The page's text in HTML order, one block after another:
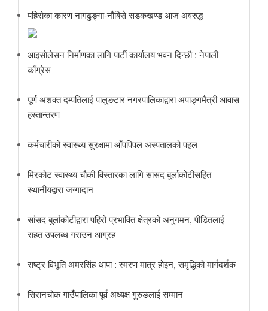
पहिरोका कारण नागढुङ्गा-नौबिसे सडकखण्ड आज अवरुद्ध
आइसाेलेसन निर्माणका लागि पार्टी कार्यालय भवन दिन्छाै‌‌ : नेपाली
काँग्रेस
पूर्ण अशक्त दम्पतिलाई पालुङटार नगरपालिकाद्वारा अपाङ्गमैत्री आवास
हस्तान्तरण
कर्मचारीको स्वास्थ्य सुरक्षामा आँपपिपल अस्पतालको पहल
मिरकोट स्वास्थ्य चौकी विस्तारका लागि सांसद बुर्लाकोटीसहित
स्थानीयद्वारा जग्गादान
सांसद बुर्लाकोटीद्वारा पहिरो प्रभावित क्षेत्रको अनुगमन, पीडितलाई
राहत उपलब्ध गराउन आग्रह
राष्ट्र विभूति अमरसिंह थापा : स्मरण मात्र होइन, समृद्धिको मार्गदर्शक
सिरानचोक गाउँपालिका पूर्व अध्यक्ष गुरुङलाई सम्मान